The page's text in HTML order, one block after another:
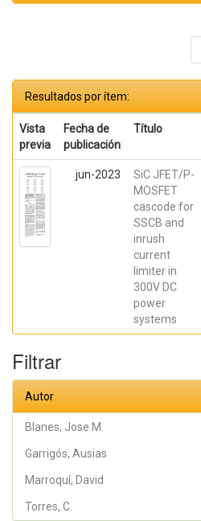
Resultados por ítem:
Vista
previa
Fecha de
publicación
Título
jun-2023
SiC JFET/P-
MOSFET
cascode for
SSCB and
inrush
current
limiter in
300V DC
power
systems
Filtrar
Autor
Blanes, Jose M.
Garrigós, Ausias
Marroquí, David
Torres, C.